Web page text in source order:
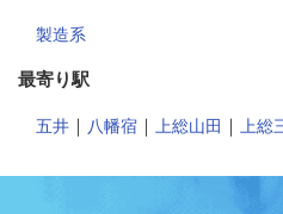
製造系
最寄り駅
五井 ｜ 八幡宿 ｜ 上総山田 ｜ 上総